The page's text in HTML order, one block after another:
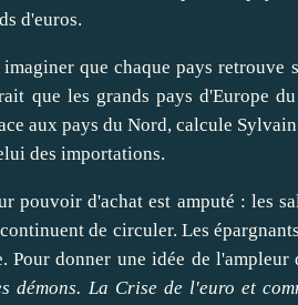
d'euros.
imaginerque chaque pays retrouve
que les grands pays d'Europe
aux pays du Nord, calcule Sylvain
des importations.
pouvoir d'achat est amputé : les
de circuler. Les
. Pourdonner une idée de l'ampleur
démons. La Crise de l'euro et